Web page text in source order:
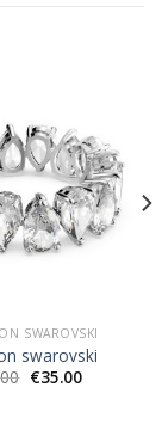
SWAROVSKI
swarovski
€35.00